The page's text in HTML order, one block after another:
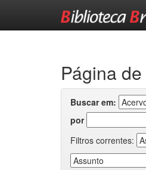
Página
Buscar em:
por
Filtros correntes: